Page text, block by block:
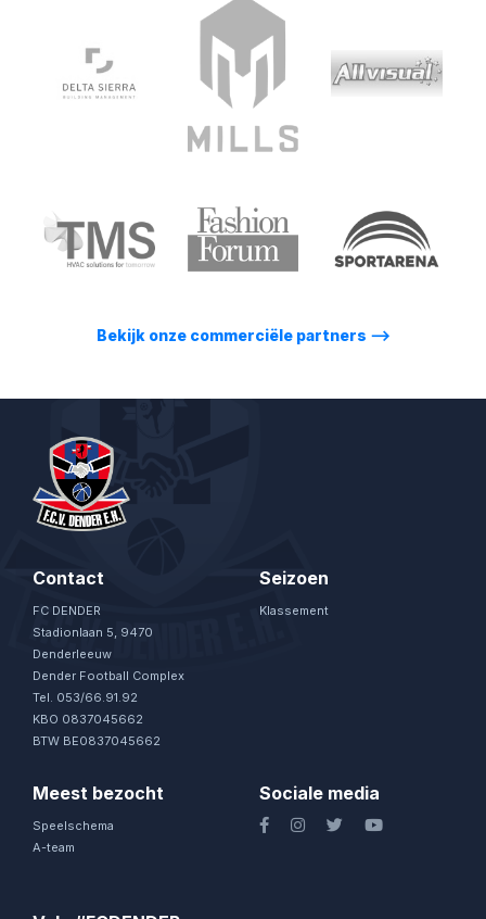
Bekijk onze commerciële partners ⟶
Contact
FC DENDER
Stadionlaan 5, 9470
Denderleeuw
Dender Football Complex
Tel. 053/66.91.92
KBO 0837045662
BTW BE0837045662
Seizoen
Klassement
Meest bezocht
Speelschema
A-team
Sociale media